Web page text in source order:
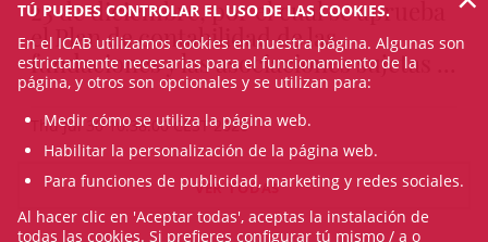
23 de diciembre, por el cual se aprueba
el Plan de contabilidad de las
fundaciones y las asociaciones sujetas ...
Thu Jul 30 10:38:00 CEST 2026
VER TODAS
TÚ PUEDES CONTROLAR EL USO DE LAS COOKIES.
En el ICAB utilizamos cookies en nuestra página. Algunas son
estrictamente necesarias para el funcionamiento de la
página, y otros son opcionales y se utilizan para:
Medir cómo se utiliza la página web.
Habilitar la personalización de la página web.
Para funciones de publicidad, marketing y redes sociales.
Al hacer clic en 'Aceptar todas', aceptas la instalación de
todas las cookies. Si prefieres configurar tú mismo / a o